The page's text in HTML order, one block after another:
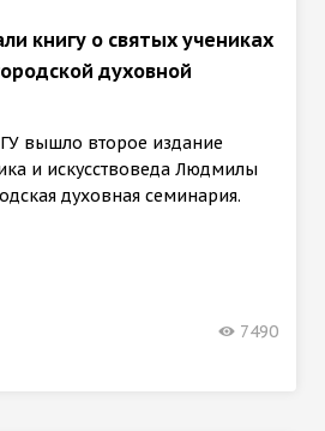
книгу о святых учениках
духовной
вышло второе издание
и искусствоведа Людмилы
духовная семинария.
7490